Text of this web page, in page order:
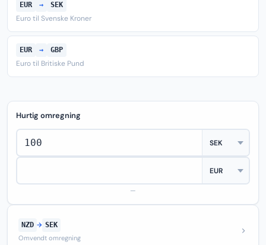
EUR → SEK
Euro til Svenske Kroner
EUR → GBP
Euro til Britiske Pund
Hurtig omregning
—
NZD → SEK
Omvendt omregning